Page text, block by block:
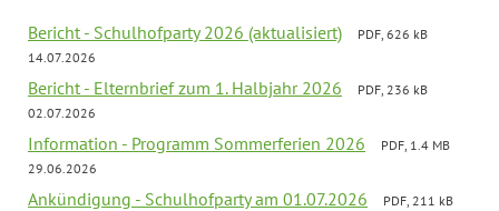
Bericht - Schulhofparty 2026 (aktualisiert)
PDF, 626 kB
14.07.2026
Bericht - Elternbrief zum 1. Halbjahr 2026
PDF, 236 kB
02.07.2026
Information - Programm Sommerferien 2026
PDF, 1.4 MB
29.06.2026
Ankündigung - Schulhofparty am 01.07.2026
PDF, 211 kB